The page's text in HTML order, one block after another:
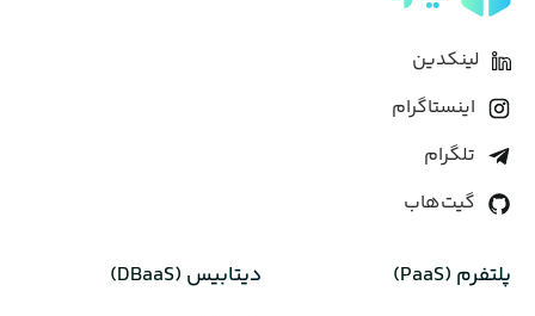
لینکدین
اینستاگرام
تلگرام
گیت‌هاب
پلتفرم (PaaS) دیتابیس‌ (DBaaS)